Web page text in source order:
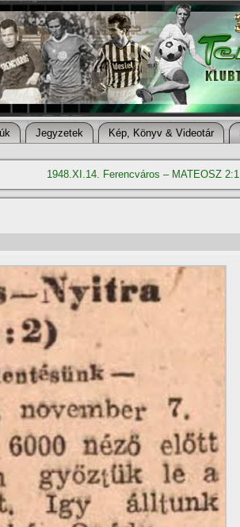
Jegyzetek Kép, Könyv & Videotár
1948.XI.14. Ferencváros – MATEOSZ 2:1